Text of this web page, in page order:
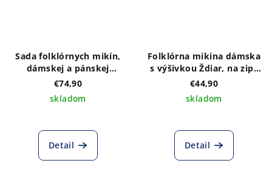
Sada folklórnych mikín,
dámskej a pánskej
tmavomodrej farby s
€74,90
skladom
Detail
Folklórna mikina dámska
s výšivkou Ždiar, na zips
bez kapucne
€44,90
skladom
Detail